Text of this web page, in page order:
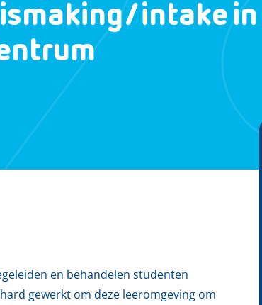
intake in
en behandelen studenten
gewerkt om deze leeromgeving om